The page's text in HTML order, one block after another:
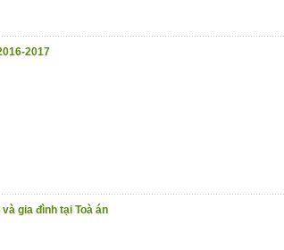
2017
gia đình tại Toà án